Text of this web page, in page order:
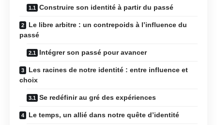
Construire son identité à partir du passé
Le libre arbitre : un contrepoids à l’influence du
passé
Intégrer son passé pour avancer
Les racines de notre identité : entre influence et
choix
Se redéfinir au gré des expériences
Le temps, un allié dans notre quête d’identité